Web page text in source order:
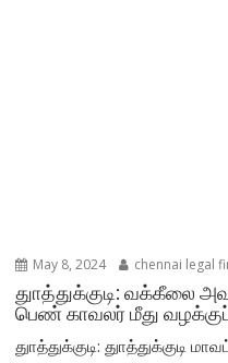
May 8, 2024 chennai legal
துாத்துக்குடி: வக்கீலை
பெண் காவலர் மீது வழக்குப்
துாத்துக்குடி: துாத்துக்குடி